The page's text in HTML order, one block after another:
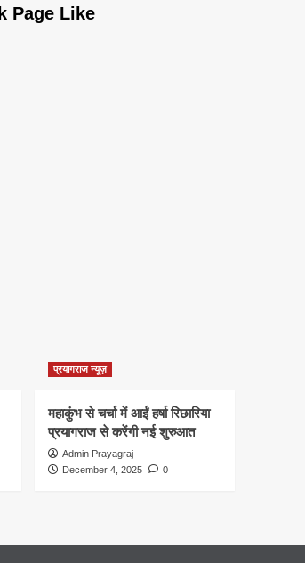
Page Like
प्रयागराज न्यूज़
महाकुंभ से चर्चा में आईं हर्षा रिछारिया
प्रयागराज से करेंगी नई शुरुआत
Admin Prayagraj
December 4, 2025
0